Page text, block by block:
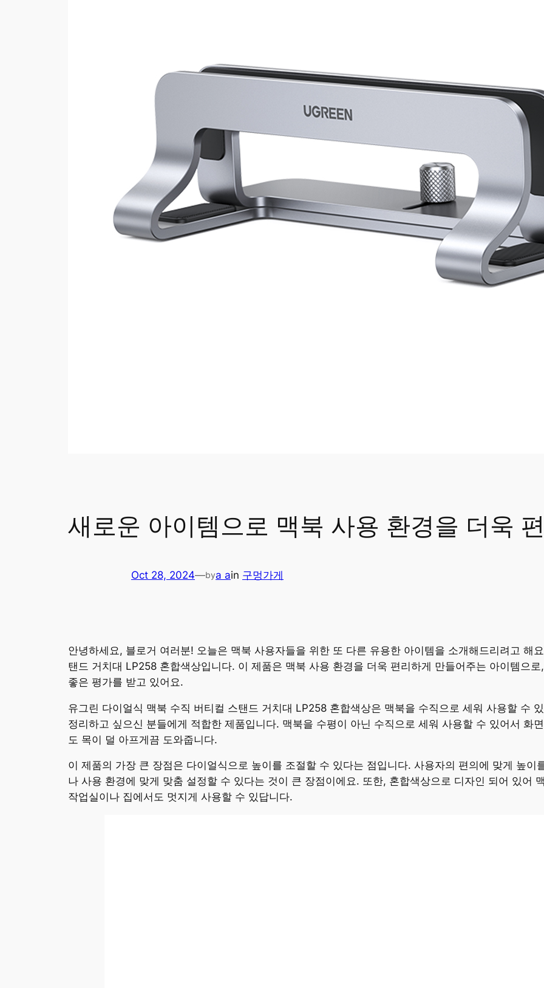
새로운 아이템으로 맥북 사용 환경을 더욱
Oct 28, 2024—bya ain 구멍가게
안녕하세요, 블로거 여러분! 오늘은 맥북 사용자들을 위한 또 다른 유용한 아이템을 소개해드리려고 해
탠드 거치대 LP258 혼합색상입니다. 이 제품은 맥북 사용 환경을 더욱 편리하게 만들어주는 아이템으
좋은 평가를 받고 있어요.
유그린 다이얼식 맥북 수직 버티컬 스탠드 거치대 LP258 혼합색상은 맥북을 수직으로 세워 사용할 수
정리하고 싶으신 분들에게 적합한 제품입니다. 맥북을 수평이 아닌 수직으로 세워 사용할 수 있어서 화
도 목이 덜 아프게끔 도와줍니다.
이 제품의 가장 큰 장점은 다이얼식으로 높이를 조절할 수 있다는 점입니다. 사용자의 편의에 맞게 높이
나 사용 환경에 맞게 맞춤 설정할 수 있다는 것이 큰 장점이에요. 또한, 혼합색상으로 디자인 되어 있어
작업실이나 집에서도 멋지게 사용할 수 있답니다.